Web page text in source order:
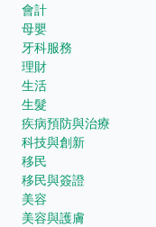
會計
母嬰
牙科服務
理財
生活
生髮
疾病預防與治療
科技與創新
移民
移民與簽證
美容
美容與護膚